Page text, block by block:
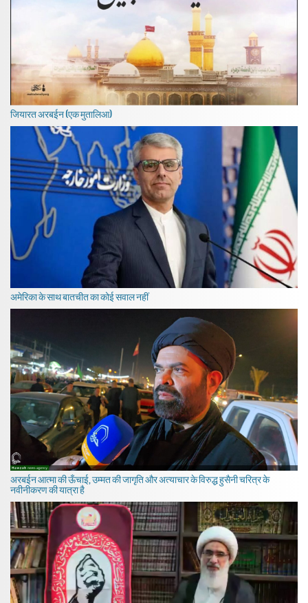
जियारत अरबईन (एक मुतालिआ)
अमेरिका के साथ बातचीत का कोई सवाल नहीं
अरबईन आत्मा की ऊँचाई, उम्मत की जागृति और अत्याचार के विरुद्ध हुसैनी चरित्र के
नवीनीकरण की यात्रा है